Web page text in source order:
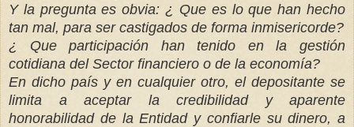
Y la pregunta es obvia: ¿ Que es lo que han hecho
tan mal, para ser castigados de forma inmisericorde?
¿ Que participación han tenido en la gestión
cotidiana del Sector financiero o de la economía?
En dicho país y en cualquier otro, el depositante se
limita a aceptar la credibilidad y aparente
honorabilidad de la Entidad y confiarle su dinero, a